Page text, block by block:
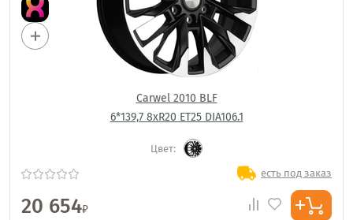
Carwel 2010 BLF
6*139,7 8xR20 ET25 DIA106.1
Цвет:
есть под заказ
20 654₽